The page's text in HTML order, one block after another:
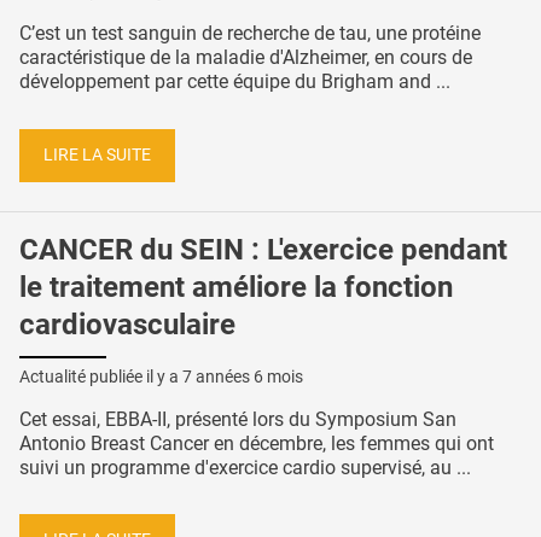
C’est un test sanguin de recherche de tau, une protéine
caractéristique de la maladie d'Alzheimer, en cours de
développement par cette équipe du Brigham and ...
LIRE LA SUITE
CANCER du SEIN : L'exercice pendant
le traitement améliore la fonction
cardiovasculaire
Actualité publiée il y a 7 années 6 mois
Cet essai, EBBA-II, présenté lors du Symposium San
Antonio Breast Cancer en décembre, les femmes qui ont
suivi un programme d'exercice cardio supervisé, au ...